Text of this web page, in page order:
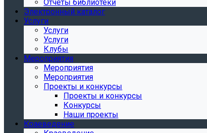
Отчеты библиотеки
Электронный каталог
Услуги
Услуги
Услуги
Клубы
Мероприятия
Мероприятия
Мероприятия
Проекты и конкурсы
Проекты и конкурсы
Конкурсы
Наши проекты
Краеведение